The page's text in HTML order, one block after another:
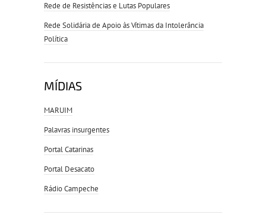
Rede de Resistências e Lutas Populares
Rede Solidária de Apoio às Vítimas da Intolerância
Política
MÍDIAS
MARUIM
Palavras insurgentes
Portal Catarinas
Portal Desacato
Rádio Campeche